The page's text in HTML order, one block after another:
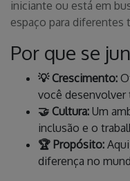
iniciante ou está em
espaço para diferentes
Por que se
💡 Crescimento:
você
🤝 Cultura: Um
inclusão e o
🏆 Propósito:
diferença no